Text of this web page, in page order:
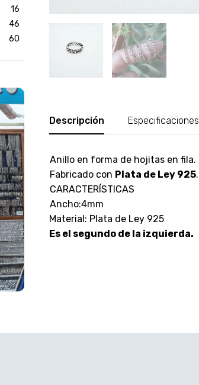
16
46
60
Descripción Especificaciones
Anillo en forma de hojitas en fila.
Fabricado con Plata de Ley 925.
CARACTERÍSTICAS
Ancho:4mm
Material: Plata de Ley 925
Es el segundo de la izquierda.